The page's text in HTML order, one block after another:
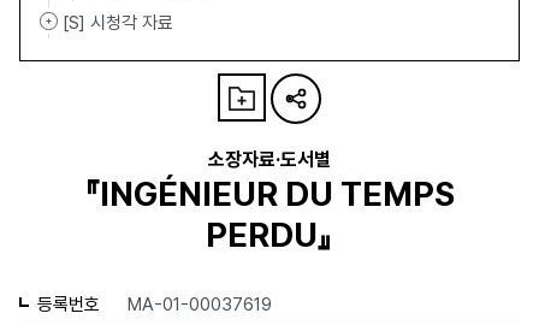
[S] 시청각 자료
소장자료·도서별
『INGÉNIEUR DU TEMPS
PERDU』
등록번호 MA-01-00037619